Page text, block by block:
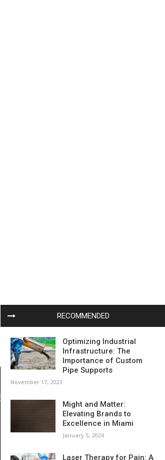
RECOMMENDED
Optimizing Industrial
Infrastructure: The
Importance of Custom
Pipe Supports
November 17, 2023
Might and Matter:
Elevating Brands to
Excellence in Miami
January 5, 2024
Laser Therapy for Pain: A
OUR BLOG